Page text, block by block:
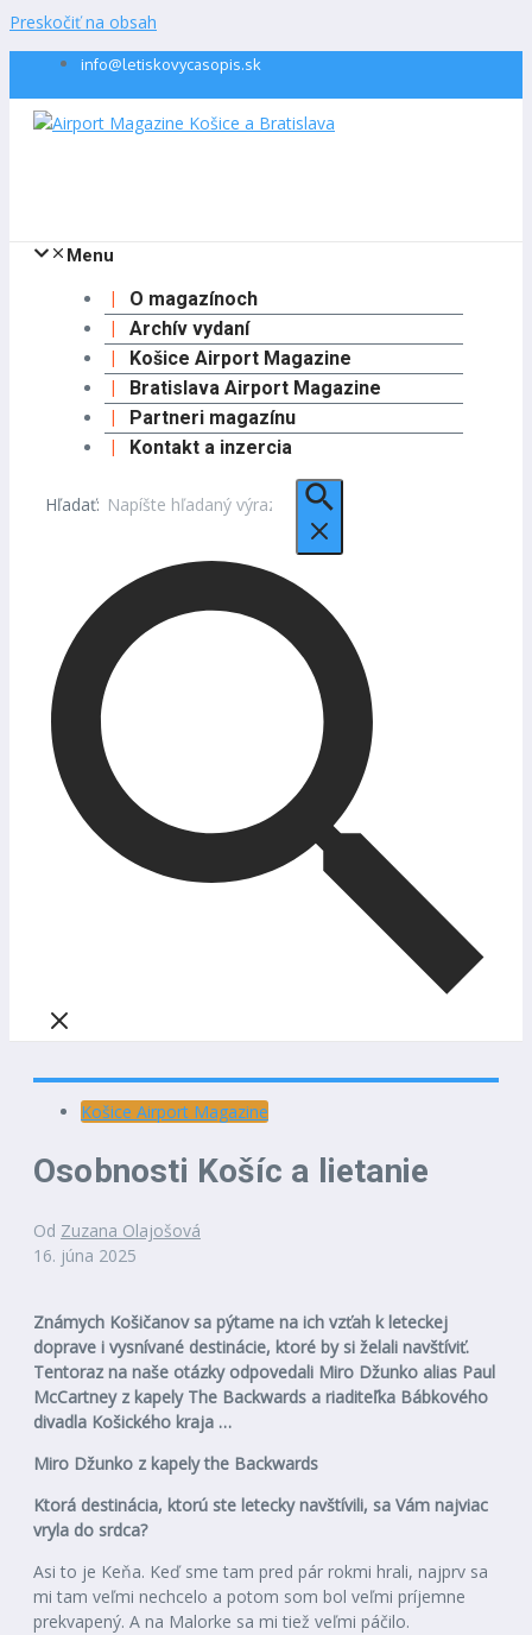
Preskočiť na obsah
info@letiskovycasopis.sk
Menu
O magazínoch
Archív vydaní
Košice Airport Magazine
Bratislava Airport Magazine
Partneri magazínu
Kontakt a inzercia
Hľadať:
Košice Airport Magazine
Osobnosti Košíc a lietanie
Od Zuzana Olajošová
16. júna 2025
Známych Košičanov sa pýtame na ich vzťah k leteckej
doprave i vysnívané destinácie, ktoré by si želali navštíviť.
Tentoraz na naše otázky odpovedali Miro Džunko alias Paul
McCartney z kapely The Backwards a riaditeľka Bábkového
divadla Košického kraja …
Miro Džunko z kapely the Backwards
Ktorá destinácia, ktorú ste letecky navštívili, sa Vám najviac
vryla do srdca?
Asi to je Keňa. Keď sme tam pred pár rokmi hrali, najprv sa
mi tam veľmi nechcelo a potom som bol veľmi príjemne
prekvapený. A na Malorke sa mi tiež veľmi páčilo.